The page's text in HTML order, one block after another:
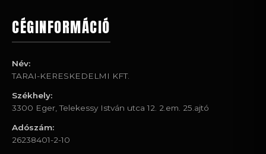
CÉGINFORMÁCIÓ
Név:
TARAI-KERESKEDELMI KFT.
Székhely:
3300 Eger, Telekessy István utca 12. 2.em. 25.ajtó
Adószám:
26238401-2-10